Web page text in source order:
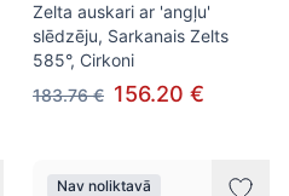
Zelta auskari ar 'angļu'
slēdzēju, Sarkanais Zelts
585°, Cirkoni
183.76 € 156.20 €
Nav noliktavā